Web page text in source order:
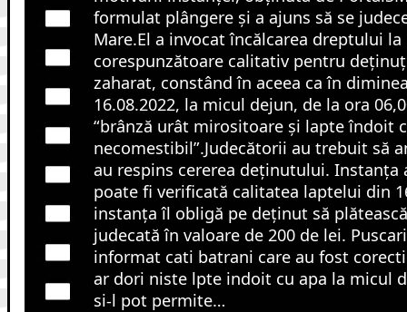
formulat plângere şi a ajuns să se
Mare.El a invocat încălcarea dreptului
corespunzătoare calitativ pentru
zaharat, constând în aceea ca în
16.08.2022, la micul dejun, de la ora
“brânză urât mirositoare şi lapte îndoit
necomestibil”.Judecătorii au trebuit să
au respins cererea deţinutului. Instanţa
poate fi verificată calitatea laptelui din
instanţa îl obligă pe deţinut să
judecată în valoare de 200 de lei.
informat cati batrani care au fost
ar dori niste lpte indoit cu apa la micul
si-l pot permite…